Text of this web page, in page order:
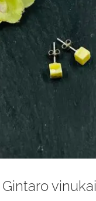
Gintaro vinukai